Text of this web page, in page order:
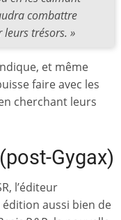
combattre
trésors. »
et même
faire avec les
cherchant leurs
Gygax)
l’éditeur
aussi bien de